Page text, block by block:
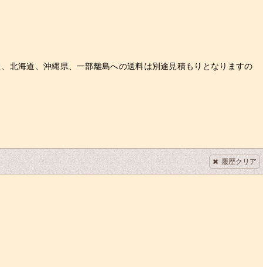
北海道、沖縄県、一部離島への送料は別途見積もりとなりますの
履歴クリア